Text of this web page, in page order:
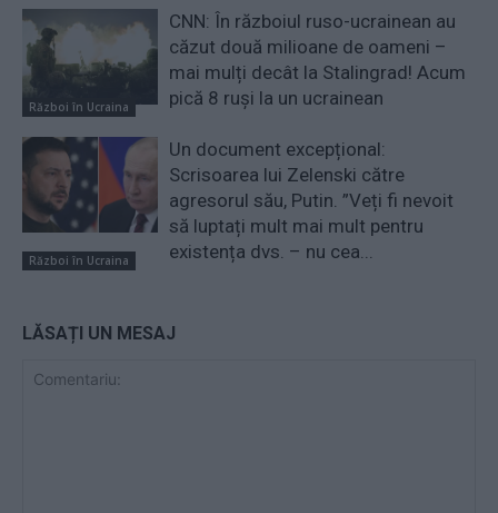
Război în Ucraina
CNN: În războiul ruso-ucrainean au
căzut două milioane de oameni –
mai mulți decât la Stalingrad! Acum
pică 8 ruși la un ucrainean
Război în Ucraina
Un document excepțional:
Scrisoarea lui Zelenski către
agresorul său, Putin. ”Veți fi nevoit
să luptați mult mai mult pentru
existența dvs. – nu cea...
LĂSAȚI UN MESAJ